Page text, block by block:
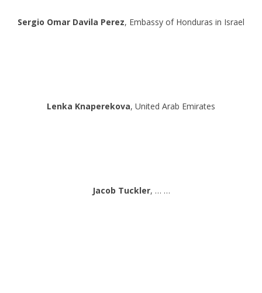
Sergio Omar Davila Perez, Embassy of Honduras in Israel
Lenka Knaperekova, United Arab Emirates
Jacob Tuckler, … …